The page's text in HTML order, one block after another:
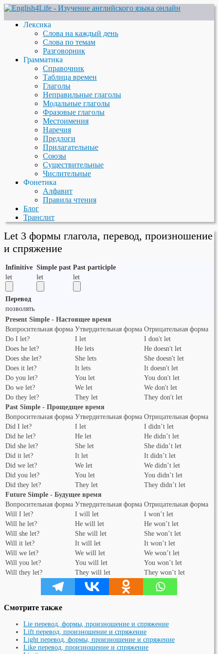
Лексика
Слова на каждый день
Слова по темам
Разговорник
Грамматика
Справочник
Таблица времен
Глаголы
Неправильные глаголы
Модальные глаголы
Фразовые глаголы
Местоимения
Наречия
Предлоги
Прилагательные
Союзы
Существительные
Числительные
Фонетика
Алфавит
Правила чтения
Блог
Транслит
Let 3 формы глагола, перевод, произношение
и спряжение
Infinitive Simple past Past participle
let
let let
Перевод
позволять
Present Simple - Настоящее время
Вопросительная форма Утвердительная форма Отрицательная форма
Do I let?
I let
I don't let
Does he let?
He lets
He doesn't let
Does she let?
She lets
She doesn't let
Does it let?
It lets
It doesn't let
Do you let?
You let
You don't let
Do we let?
We let
We don't let
Do they let?
They let
They don't let
Past Simple - Прощедщее время
Вопросительная форма Утвердительная форма Отрицательная форма
Did I let?
I let
I didn’t let
Did he let?
He let
He didn’t let
Did she let?
She let
She didn’t let
Did it let?
It let
It didn’t let
Did we let?
We let
We didn’t let
Did you let?
You let
You didn’t let
Did they let?
They let
They didn’t let
Future Simple - Будущее время
Вопросительная форма Утвердительная форма Отрицательная форма
Will I let?
I will let
I won’t let
Will he let?
He will let
He won’t let
Will she let?
She will let
She won’t let
Will it let?
It will let
It won’t let
Will we let?
We will let
We won’t let
Will you let?
You will let
You won’t let
Will they let?
They will let They won’t let
Смотрите также
Lie перевод, формы, произношение и спряжение
Lift перевод, произношение и спряжение
Light перевод, формы, произношение и спряжение
Like перевод, произношение и спряжение